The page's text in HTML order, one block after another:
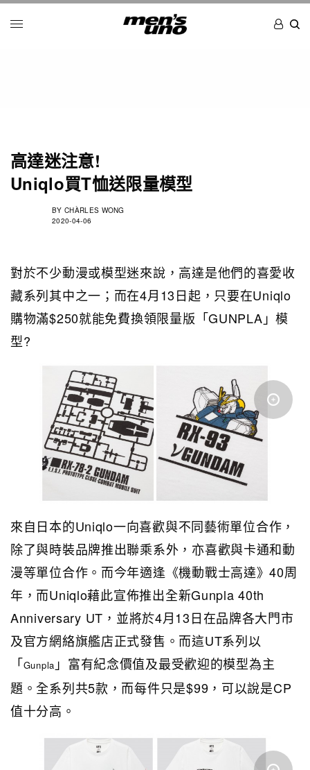
高達迷注意!
Uniqlo買T恤送限量模型
BY CHÀRLES WONG
2020-04-06
對於不少動漫或模型迷來說，高達是他們的喜愛收
藏系列其中之一；而在4月13日起，只要在Uniqlo
購物滿$250就能免費換領限量版「GUNPLA」模
型?
來自日本的Uniqlo一向喜歡與不同藝術單位合作，
除了與時裝品牌推出聯乘系外，亦喜歡與卡通和動
漫等單位合作。而今年適逢《機動戰士高達》40周
年，而Uniqlo藉此宣佈推出全新Gunpla 40th
Anniversary UT，並將於4月13日在品牌各大門市
及官方網絡旗艦店正式發售。而這UT系列以
「Gunpla 」富有紀念價值及最受歡迎的模型為主
題。全系列共5款，而每件只是$99，可以說是CP
值十分高。